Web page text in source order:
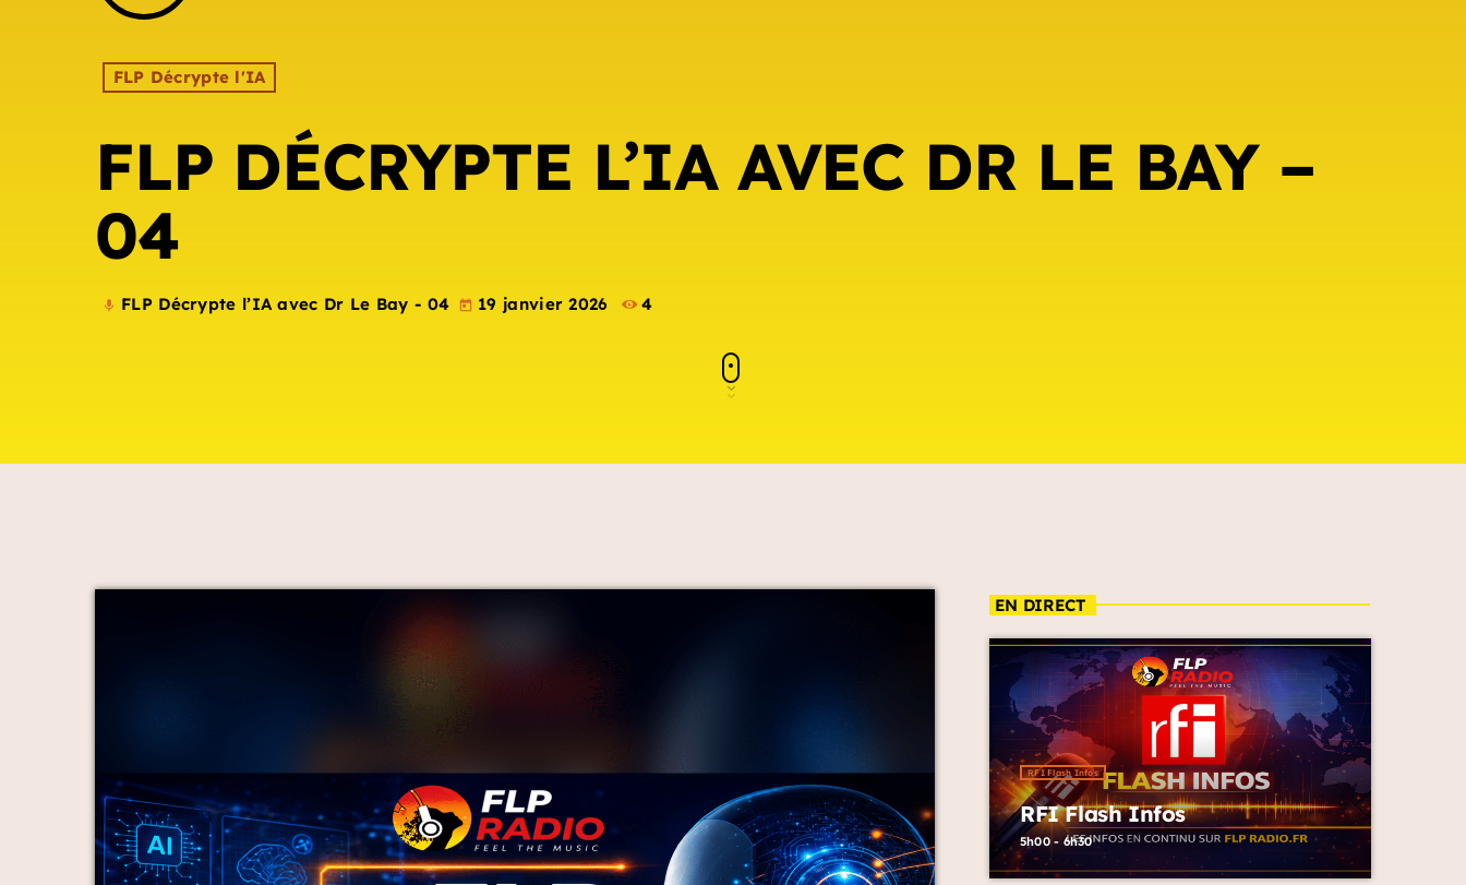
FLP Décrypte l'IA
FLP DÉCRYPTE L’IA AVEC DR LE BAY –
04
mic FLP Décrypte l’IA avec Dr Le Bay - 04 today 19 janvier 2026 4
EN DIRECT
RFI Flash Infos
RFI Flash Infos
5h00 - 6h30